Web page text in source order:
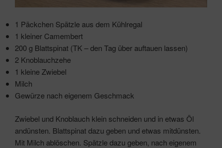
1 Päckchen Spätzle aus dem Kühlregal
1 kleiner Camembert
200 g Blattspinat (TK – den Tag über auftauen lassen)
2 Knoblauchzehe
1 kleine Zwiebel
Milch
Gewürze nach eigenem Geschmack
Zwiebel und Knoblauch klein schneiden und in etwas Öl
andünsten. Blattspinat dazu geben und etwas mitdünsten.
Mit Milch ablöschen. Spätzle dazu geben, nach eigenem